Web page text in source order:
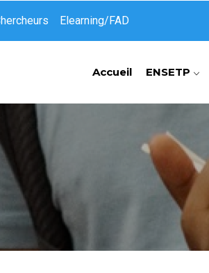
Elearning/FAD
Accueil ENSETP